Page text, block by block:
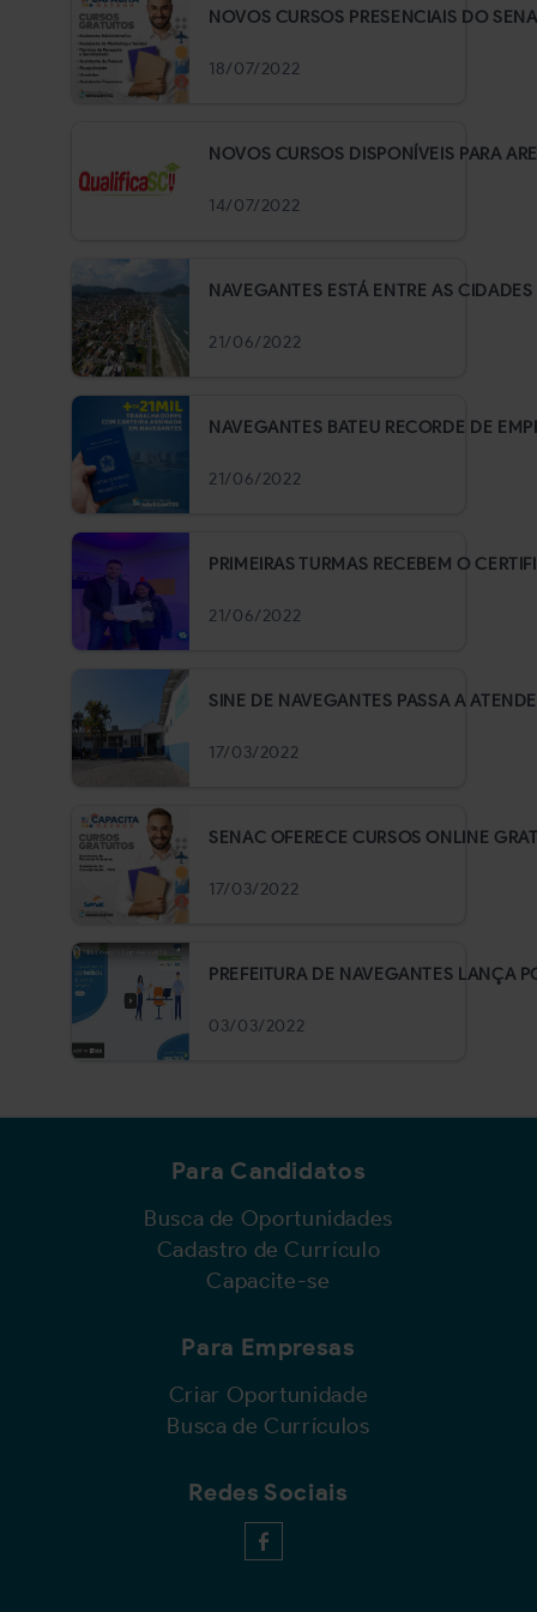
NOVOS CURSOS PRESENCIAIS DO
18/07/2022
NOVOS CURSOS DISPONÍVEIS PARA
14/07/2022
NAVEGANTES ESTÁ ENTRE AS
21/06/2022
NAVEGANTES BATEU RECORDE DE
21/06/2022
PRIMEIRAS TURMAS RECEBEM O
21/06/2022
SINE DE NAVEGANTES PASSA A
17/03/2022
SENAC OFERECE CURSOS ONLINE
17/03/2022
PREFEITURA DE NAVEGANTES LANÇA
03/03/2022
Para Candidatos
Busca de Oportunidades
Cadastro de Currículo
Capacite-se
Para Empresas
Criar Oportunidade
Busca de Currículos
Redes Sociais